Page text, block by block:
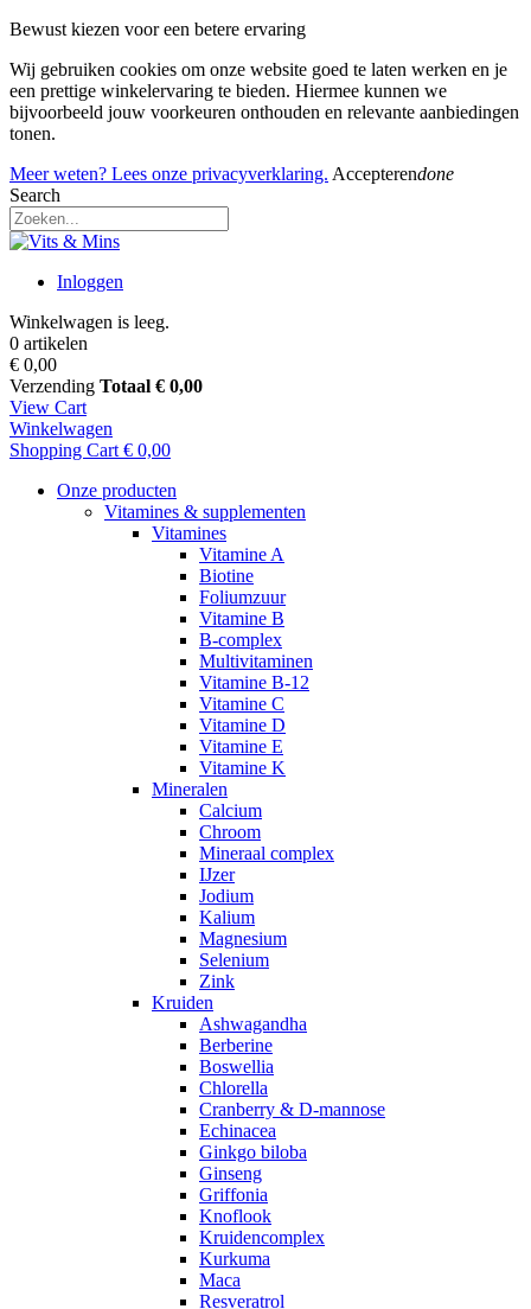
Bewust kiezen voor een betere ervaring
Wij gebruiken cookies om onze website goed te laten werken en je
een prettige winkelervaring te bieden. Hiermee kunnen we
bijvoorbeeld jouw voorkeuren onthouden en relevante aanbiedingen
tonen.
Meer weten? Lees onze privacyverklaring. Accepterendone
Search
Inloggen
Winkelwagen is leeg.
0 artikelen
€ 0,00
Verzending Totaal € 0,00
View Cart
Winkelwagen
Shopping Cart € 0,00
Onze producten
Vitamines & supplementen
Vitamines
Vitamine A
Biotine
Foliumzuur
Vitamine B
B-complex
Multivitaminen
Vitamine B-12
Vitamine C
Vitamine D
Vitamine E
Vitamine K
Mineralen
Calcium
Chroom
Mineraal complex
IJzer
Jodium
Kalium
Magnesium
Selenium
Zink
Kruiden
Ashwagandha
Berberine
Boswellia
Chlorella
Cranberry & D-mannose
Echinacea
Ginkgo biloba
Ginseng
Griffonia
Knoflook
Kruidencomplex
Kurkuma
Maca
Resveratrol